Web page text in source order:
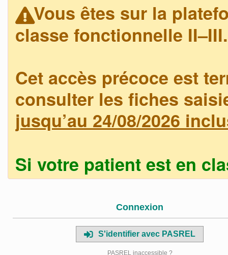
Vous êtes sur la
classe fonctionnelle II–III.
Cet accès précoce est
consulter les fiches
jusqu’au 24/08/2026
Si votre patient est en
Connexion
S'identifier avec PASREL
PASREL inaccessible ?